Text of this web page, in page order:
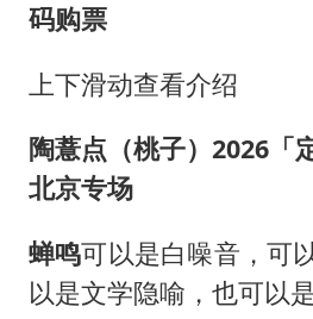
码购票
上下滑动查看介绍
陶薏点（桃子）2026「
北京专场
蝉鸣可以是白噪音，可
以是文学隐喻，也可以